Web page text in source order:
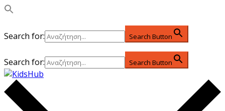
Search for: Search Button
Search for: Search Button